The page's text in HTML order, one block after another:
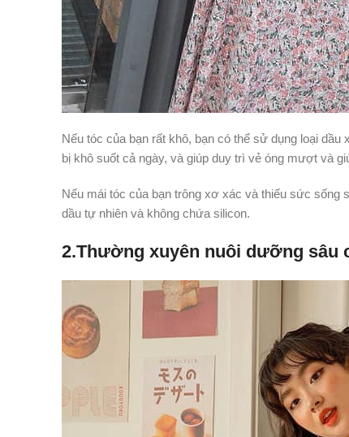
Nếu tóc của bạn rất khô, bạn có thể sử dụng loại
bị khô suốt cả ngày, và giúp duy trì vẻ óng mượt và
Nếu mái tóc của bạn trông xơ xác và thiếu sức sống
dầu tự nhiên và không chứa silicon.
2.Thường xuyên nuôi dưỡng sâu